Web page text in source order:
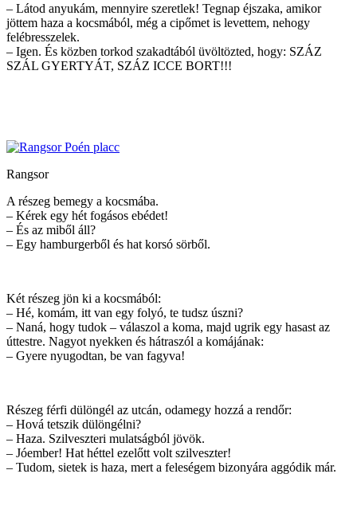
– Látod anyukám, mennyire szeretlek! Tegnap éjszaka, amikor
jöttem haza a kocsmából, még a cipőmet is levettem, nehogy
felébresszelek.
– Igen. És közben torkod szakadtából üvöltözted, hogy: SZÁZ
SZÁL GYERTYÁT, SZÁZ ICCE BORT!!!
Rangsor
A részeg bemegy a kocsmába.
– Kérek egy hét fogásos ebédet!
– És az miből áll?
– Egy hamburgerből és hat korsó sörből.
Két részeg jön ki a kocsmából:
– Hé, komám, itt van egy folyó, te tudsz úszni?
– Naná, hogy tudok – válaszol a koma, majd ugrik egy hasast az
úttestre. Nagyot nyekken és hátraszól a komájának:
– Gyere nyugodtan, be van fagyva!
Részeg férfi dülöngél az utcán, odamegy hozzá a rendőr:
– Hová tetszik dülöngélni?
– Haza. Szilveszteri mulatságból jövök.
– Jóember! Hat héttel ezelőtt volt szilveszter!
– Tudom, sietek is haza, mert a feleségem bizonyára aggódik már.